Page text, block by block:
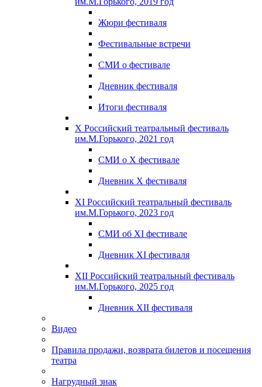
Жюри фестиваля
Фестивальные встречи
СМИ о фестивале
Дневник фестиваля
Итоги фестиваля
X Российский театральный фестиваль
им.М.Горького, 2021 год
СМИ о X фестивале
Дневник X фестиваля
XI Российский театральный фестиваль
им.М.Горького, 2023 год
СМИ об XI фестивале
Дневник XI фестиваля
XII Российский театральный фестиваль
им.М.Горького, 2025 год
Дневник XII фестиваля
Видео
Правила продажи, возврата билетов и посещения
театра
Нагрудный знак